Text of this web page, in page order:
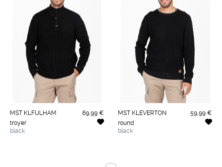
MST KLFULHAM
troyer
black
69,99 €
MST KLEVERTON
round
black
59,99 €